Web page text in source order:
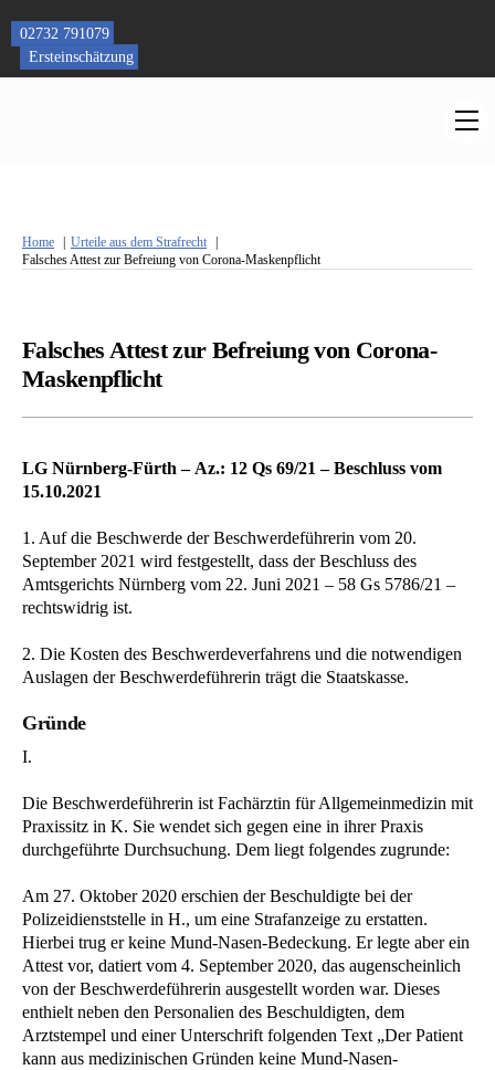
content
02732 791079
Ersteinschätzung
Home
Urteile aus dem Strafrecht
Falsches Attest zur Befreiung von Corona-Maskenpflicht
Falsches Attest zur Befreiung von Corona-
Maskenpflicht
LG Nürnberg-Fürth – Az.: 12 Qs 69/21 – Beschluss vom
15.10.2021
1. Auf die Beschwerde der Beschwerdeführerin vom 20.
September 2021 wird festgestellt, dass der Beschluss des
Amtsgerichts Nürnberg vom 22. Juni 2021 – 58 Gs 5786/21 –
rechtswidrig ist.
2. Die Kosten des Beschwerdeverfahrens und die notwendigen
Auslagen der Beschwerdeführerin trägt die Staatskasse.
Gründe
I.
Die Beschwerdeführerin ist Fachärztin für Allgemeinmedizin mit
Praxissitz in K. Sie wendet sich gegen eine in ihrer Praxis
durchgeführte Durchsuchung. Dem liegt folgendes zugrunde:
Am 27. Oktober 2020 erschien der Beschuldigte bei der
Polizeidienststelle in H., um eine Strafanzeige zu erstatten.
Hierbei trug er keine Mund-Nasen-Bedeckung. Er legte aber ein
Attest vor, datiert vom 4. September 2020, das augenscheinlich
von der Beschwerdeführerin ausgestellt worden war. Dieses
enthielt neben den Personalien des Beschuldigten, dem
Arztstempel und einer Unterschrift folgenden Text „Der Patient
kann aus medizinischen Gründen keine Mund-Nasen-